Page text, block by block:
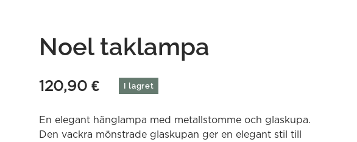
Noel taklampa
120,90 € I lagret
En elegant hänglampa med metallstomme och glaskupa.
Den vackra mönstrade glaskupan ger en elegant stil till